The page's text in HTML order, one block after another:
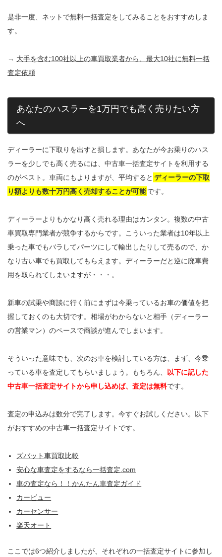
是非一度、ネットで無料一括査定をしてみることをおすすめしま
す。
→ 大手を含む100社以上の車買取業者から、最大10社に無料一括
査定依頼
あなたのハスラーを1万円でも高く売りたい方
へ
ディーラーに下取りを出すと損します。あなたが今お乗りのハス
ラーを少しでも高く売るには、中古車一括査定サイトを利用する
のがベスト。車両にもよりますが、平均すると ディーラーの下取
り額よりも数十万円高く売却することが可能です。
ディーラーよりもかなり高く売れる理由はカンタン。複数の中古
車買取専門業者が競争するからです。こういった業者は10年以上
乗った車でもバラしてパーツにして輸出したりして売るので、か
なり古い車でも買取してもらえます。ディーラーだと逆に廃車費
用を取られてしまいますが・・・。
新車の試乗や商談に行く前にまずは今乗っているお車の価値を把
握しておくのも大切です。相場がわからないと相手（ディーラー
の営業マン）のペースで商談が進んでしまいます。
そういった意味でも、次のお車を検討している方は、まず、今乗
っている車を査定してもらいましょう。もちろん、 以下に記した
中古車一括査定サイトから申し込めば、査定は無料です。
査定の申込みは数分で完了します。今すぐお試しください。以下
がおすすめの中古車一括査定サイトです。
ズバット車買取比較
安心な車査定をするなら一括査定.com
車の査定なら！！かんたん車査定ガイド
カービュー
カーセンサー
楽天オート
ここでは6つ紹介しましたが、それぞれの一括査定サイトに参加し